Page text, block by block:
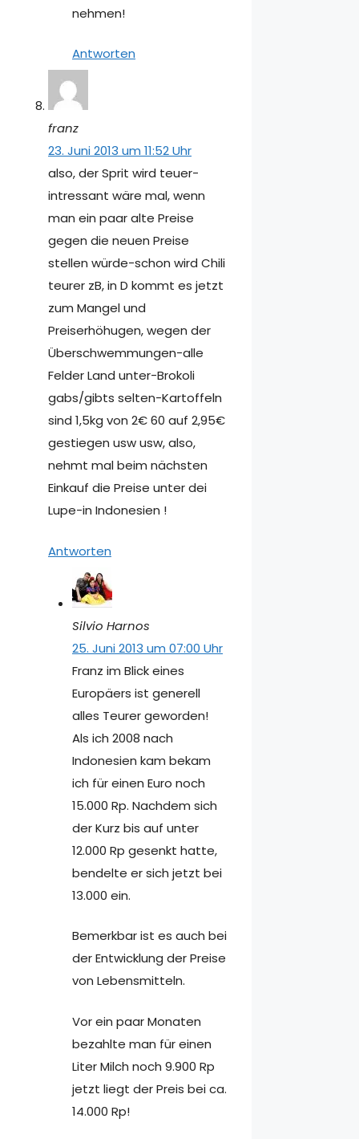
nehmen!
Antworten
franz
23. Juni 2013 um 11:52 Uhr
also, der Sprit wird teuer-
intressant wäre mal, wenn
man ein paar alte Preise
gegen die neuen Preise
stellen würde-schon wird Chili
teurer zB, in D kommt es jetzt
zum Mangel und
Preiserhöhugen, wegen der
Überschwemmungen-alle
Felder Land unter-Brokoli
gabs/gibts selten-Kartoffeln
sind 1,5kg von 2€ 60 auf 2,95€
gestiegen usw usw, also,
nehmt mal beim nächsten
Einkauf die Preise unter dei
Lupe-in Indonesien !
Antworten
Silvio Harnos
25. Juni 2013 um 07:00 Uhr
Franz im Blick eines
Europäers ist generell
alles Teurer geworden!
Als ich 2008 nach
Indonesien kam bekam
ich für einen Euro noch
15.000 Rp. Nachdem sich
der Kurz bis auf unter
12.000 Rp gesenkt hatte,
bendelte er sich jetzt bei
13.000 ein.
Bemerkbar ist es auch bei
der Entwicklung der Preise
von Lebensmitteln.
Vor ein paar Monaten
bezahlte man für einen
Liter Milch noch 9.900 Rp
jetzt liegt der Preis bei ca.
14.000 Rp!